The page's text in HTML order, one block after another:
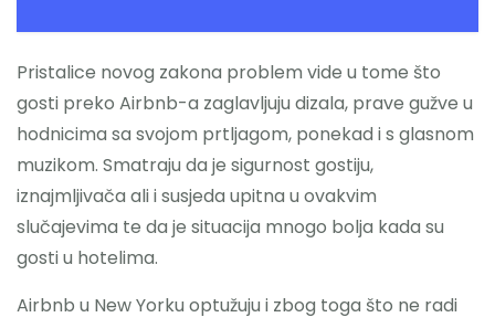
Pristalice novog zakona problem vide u tome što
gosti preko Airbnb-a zaglavljuju dizala, prave gužve u
hodnicima sa svojom prtljagom, ponekad i s glasnom
muzikom. Smatraju da je sigurnost gostiju,
iznajmljivača ali i susjeda upitna u ovakvim
slučajevima te da je situacija mnogo bolja kada su
gosti u hotelima.
Airbnb u New Yorku optužuju i zbog toga što ne radi